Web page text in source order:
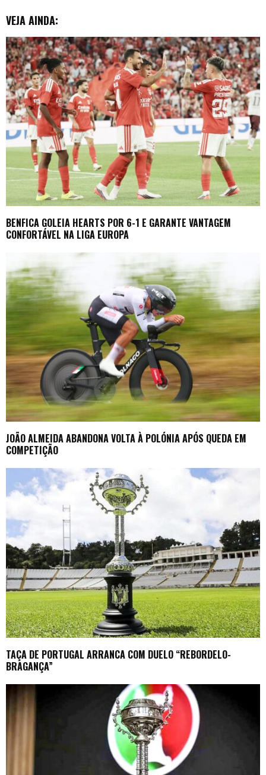
VEJA AINDA:
BENFICA GOLEIA HEARTS POR 6-1 E GARANTE VANTAGEM
CONFORTÁVEL NA LIGA EUROPA
JOÃO ALMEIDA ABANDONA VOLTA À POLÓNIA APÓS QUEDA EM
COMPETIÇÃO
TAÇA DE PORTUGAL ARRANCA COM DUELO “REBORDELO-
BRAGANÇA”